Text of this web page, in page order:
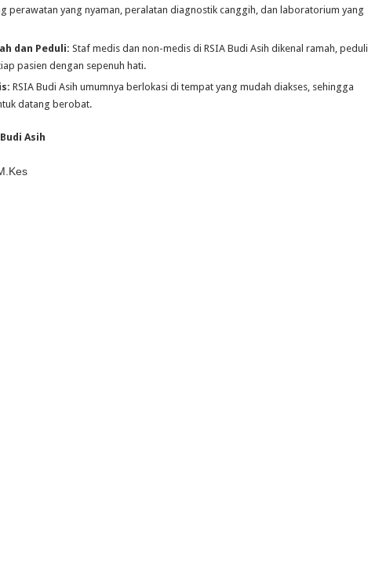
perawatan yang nyaman, peralatan diagnostik canggih, dan laboratorium yang
dan Peduli: Staf medis dan non-medis di RSIA Budi Asih dikenal ramah, peduli,
pasien dengan sepenuh hati.
RSIA Budi Asih umumnya berlokasi di tempat yang mudah diakses, sehingga
datang berobat.
Asih